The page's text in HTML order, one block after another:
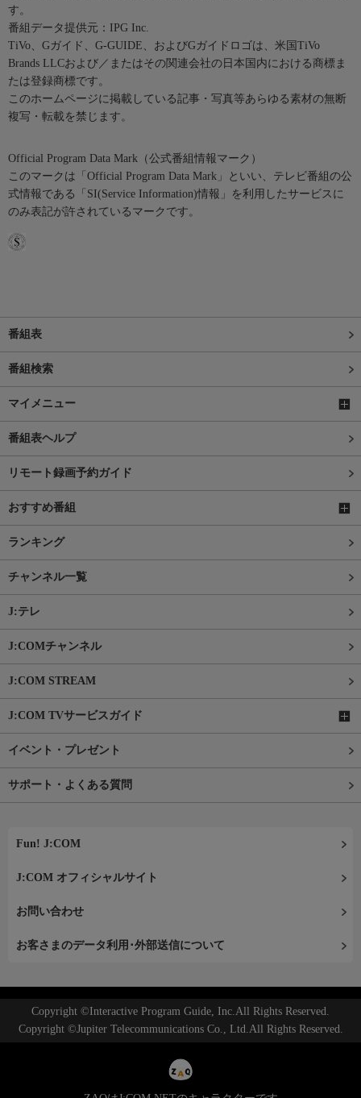
す。
番組データ提供元：IPG Inc.
TiVo、Gガイド、G-GUIDE、およびGガイドロゴは、米国TiVo
Brands LLCおよび／またはその関連会社の日本国内における商標ま
たは登録商標です。
このホームページに掲載している記事・写真等あらゆる素材の無断
複写・転載を禁じます。
Official Program Data Mark（公式番組情報マーク）
このマークは「Official Program Data Mark」といい、テレビ番組の公
式情報である「SI(Service Information)情報」を利用したサービスに
のみ表記が許されているマークです。
番組表
番組検索
マイメニュー
番組表ヘルプ
リモート録画予約ガイド
おすすめ番組
ランキング
チャンネル一覧
J:テレ
J:COMチャンネル
J:COM STREAM
J:COM TVサービスガイド
イベント・プレゼント
サポート・よくある質問
Fun! J:COM
J:COM オフィシャルサイト
お問い合わせ
お客さまのデータ利用･外部送信について
Copyright ©Interactive Program Guide, Inc.All Rights Reserved.
Copyright ©Jupiter Telecommunications Co., Ltd.All Rights Reserved.